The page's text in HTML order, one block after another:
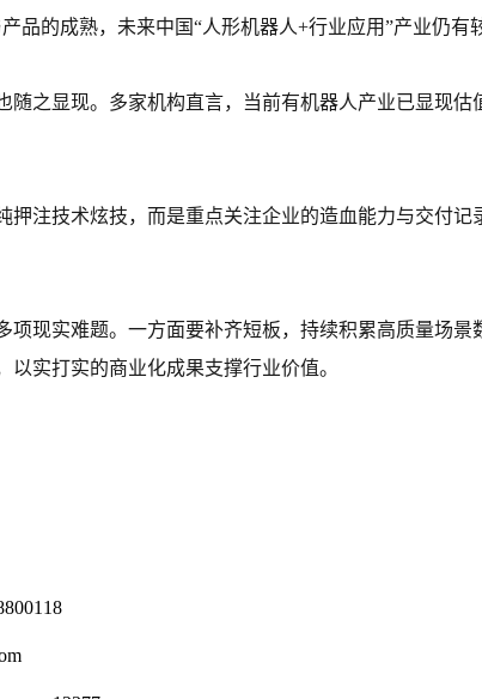
的成熟，未来中国“人形机器人+行业应用”产业仍有
之显现。多家机构直言，当前有机器人产业已显现
注技术炫技，而是重点关注企业的造血能力与交付
现实难题。一方面要补齐短板，持续积累高质量场
实打实的商业化成果支撑行业价值。